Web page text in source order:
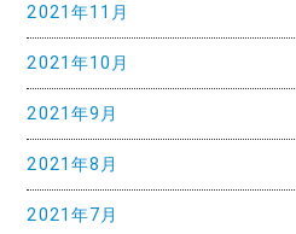
2021年11月
2021年10月
2021年9月
2021年8月
2021年7月